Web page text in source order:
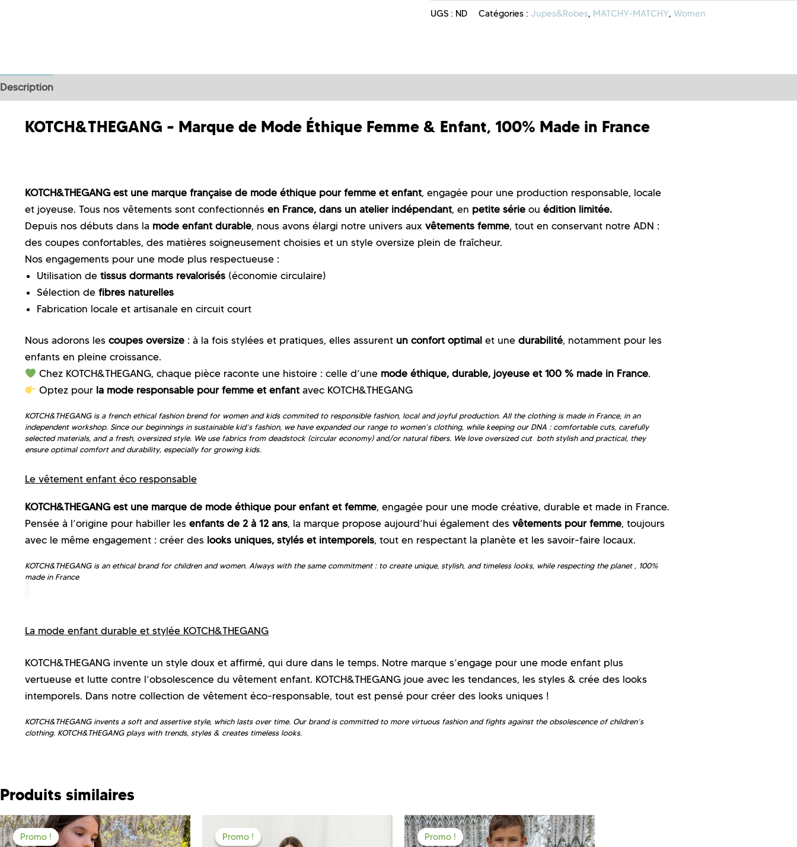
UGS : ND Catégories : Jupes&Robes, MATCHY-MATCHY, Women
Description
KOTCH&THEGANG – Marque de Mode Éthique Femme & Enfant, 100% Made in France
KOTCH&THEGANG est une marque française de mode éthique pour femme et enfant, engagée pour une production responsable, locale
et joyeuse. Tous nos vêtements sont confectionnés en France, dans un atelier indépendant, en petite sérieou édition limitée.
Depuis nos débuts dans la mode enfant durable, nous avons élargi notre univers aux vêtements femme, tout en conservant notre ADN :
des coupes confortables, des matières soigneusement choisies et un style oversize plein de fraîcheur.
Nos engagements pour une mode plus respectueuse :
Utilisation de tissus dormants revalorisés(économie circulaire)
Sélection de fibres naturelles
Fabrication locale et artisanale en circuit court
Nous adorons les coupes oversize: à la fois stylées et pratiques, elles assurent un confort optimalet une durabilité, notamment pour les
enfants en pleine croissance.
Chez KOTCH&THEGANG, chaque pièce raconte une histoire : celle d’une mode éthique, durable, joyeuse et 100 % made in France.
Optez pour la mode responsable pour femme et enfant avec KOTCH&THEGANG
KOTCH&THEGANG is a french ethical fashion brend for women and kids commited to responsible fashion, local and joyful production. All the clothing is made in France, in an
independent workshop. Since our beginnings in sustainable kid’s fashion, we have expanded our range to women’s clothing, while keeping our DNA : comfortable cuts, carefully
selected materials, and a fresh, oversized style. We use fabrics from deadstock (circular economy) and/or natural fibers. We love oversized cut both stylish and practical, they
ensure optimal comfort and durability, especially for growing kids.
Le vêtement enfant éco responsable
KOTCH&THEGANG est une marque de mode éthique pour enfant et femme, engagée pour une mode créative, durable et made in France.
Pensée à l’origine pour habiller les enfants de 2 à 12 ans, la marque propose aujourd’hui également des vêtements pour femme, toujours
avec le même engagement : créer des looks uniques, stylés et intemporels, tout en respectant la planète et les savoir-faire locaux.
KOTCH&THEGANG is an ethical brand for children and women. Always with the same commitment : to create unique, stylish, and timeless looks, while respecting the planet , 100%
made in France
La mode enfant durable et stylée KOTCH&THEGANG
KOTCH&THEGANG invente un style doux et affirmé, qui dure dans le temps. Notre marque s’engage pour une mode enfant plus
vertueuse et lutte contre l’obsolescence du vêtement enfant. KOTCH&THEGANG joue avec les tendances, les styles & crée des looks
intemporels. Dans notre collection de vêtement éco-responsable, tout est pensé pour créer des looks uniques !
KOTCH&THEGANG invents a soft and assertive style, which lasts over time. Our brand is committed to more virtuous fashion and fights against the obsolescence of children’s
clothing. KOTCH&THEGANG plays with trends, styles & creates timeless looks.
Produits similaires
Promo !
Promo ! Promo !
Promo ! Promo !
Promo !